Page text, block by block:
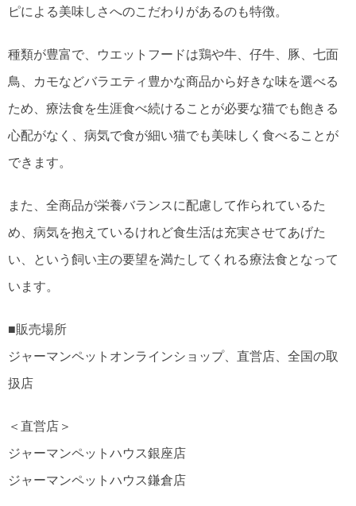
ピによる美味しさへのこだわりがあるのも特徴。
種類が豊富で、ウエットフードは鶏や牛、仔牛、豚、七面
鳥、カモなどバラエティ豊かな商品から好きな味を選べる
ため、療法食を生涯食べ続けることが必要な猫でも飽きる
心配がなく、病気で食が細い猫でも美味しく食べることが
できます。
また、全商品が栄養バランスに配慮して作られているた
め、病気を抱えているけれど食生活は充実させてあげた
い、という飼い主の要望を満たしてくれる療法食となって
います。
■販売場所
ジャーマンペットオンラインショップ、直営店、全国の取
扱店
＜直営店＞
ジャーマンペットハウス銀座店
ジャーマンペットハウス鎌倉店